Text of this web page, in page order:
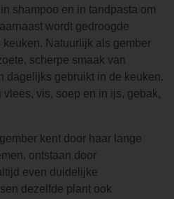
shampoo en in tandpasta om
wordt gedroogde
Natuurlijk als gember
scherpe smaak van
dagelijks gebruikt in de keuken.
vis, soep en in ijs, gebak,
kent door haar lange
ontstaan door
even duidelijke
dezelfde plant ook